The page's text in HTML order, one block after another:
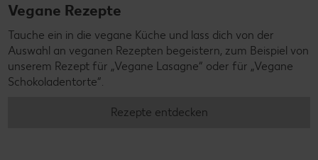
Vegane Rezepte
Tauche ein in die vegane Küche und lass dich von der
Auswahl an veganen Rezepten begeistern, zum Beispiel von
unserem Rezept für „Vegane Lasagne“ oder für „Vegane
Schokoladentorte“.
Rezepte entdecken